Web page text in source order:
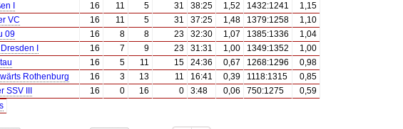
I 16 11 5 31 38:25 1,52 1432:1241
1,15
VC 16 11 5 31 37:25 1,48 1379:1258
1,10
09 16 8 8 23 32:30 1,07 1385:1336
1,04
I 16 7 9 23 31:31 1,00 1349:1352
1,00
16 5 11 15 24:36 0,67 1268:1296
0,98
Rothenburg 16 3 13 11 16:41 0,39 1118:1315
0,85
SSV III 16 0 16 0 3:48 0,06 750:1275
0,59